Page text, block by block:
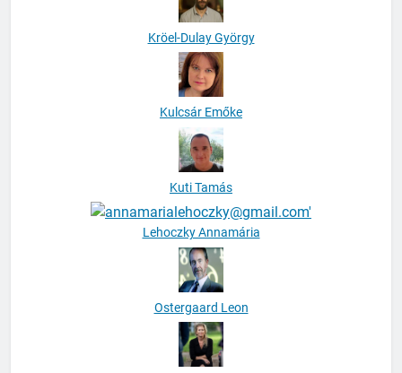
Kröel-Dulay György
Kulcsár Emőke
Kuti Tamás
Lehoczky Annamária
Ostergaard Leon